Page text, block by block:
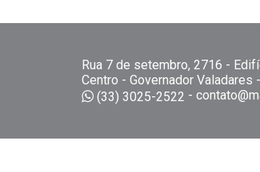
Rua 7 de setembro, 2716 -
Centro - Governador Valadares
(33) 3025-2522 -